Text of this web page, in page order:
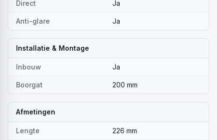
Direct Ja
Anti-glare Ja
Installatie & Montage
Inbouw Ja
Boorgat 200 mm
Afmetingen
Lengte 226 mm